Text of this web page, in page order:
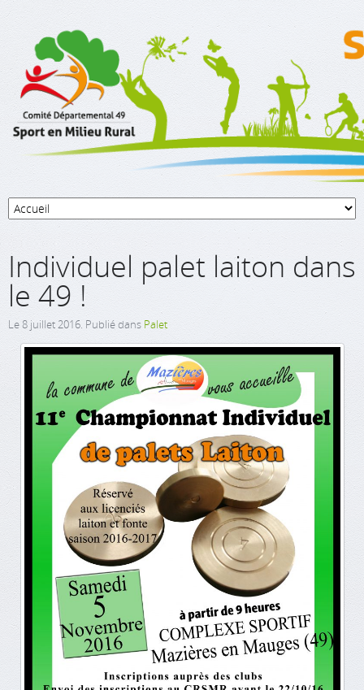
Individuel palet laiton dans
le 49 !
Le8 juillet 2016. Publié dans Palet